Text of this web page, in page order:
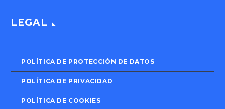
LEGAL
POLÍTICA DE PROTECCIÓN DE DATOS
POLÍTICA DE PRIVACIDAD
POLÍTICA DE COOKIES